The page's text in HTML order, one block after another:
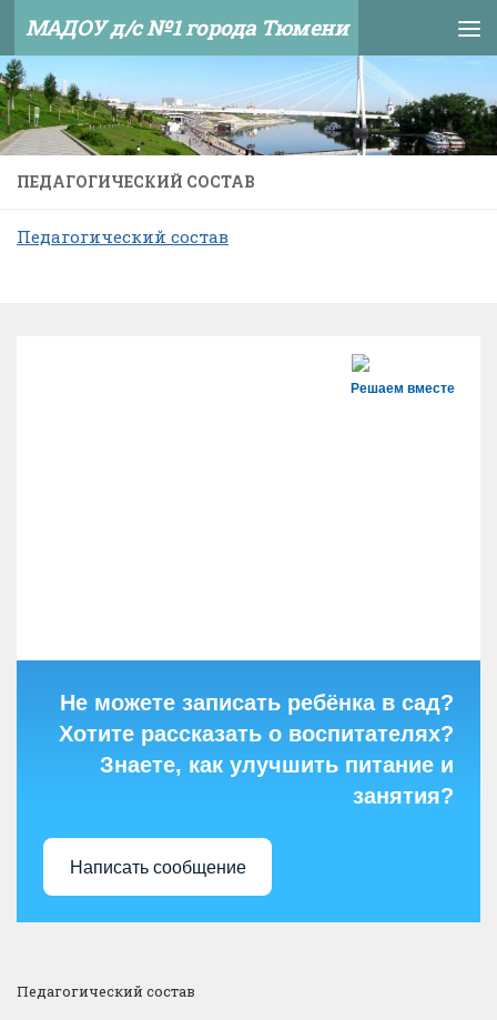
Skip to content
МАДОУ д/с №1 города Тюмени
ПЕДАГОГИЧЕСКИЙ СОСТАВ
Педагогический состав
Решаем вместе
Не можете записать ребёнка в сад?
Хотите рассказать о воспитателях?
Знаете, как улучшить питание и
занятия?
Написать сообщение
Педагогический состав